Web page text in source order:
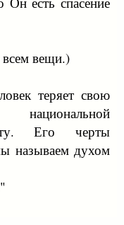
вещи.)
теряет свою
Его черты
называем духом